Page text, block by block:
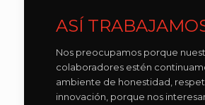
ASÍ
Nos preocupamos porque
colaboradores estén
ambiente de honestidad,
innovación, porque nos